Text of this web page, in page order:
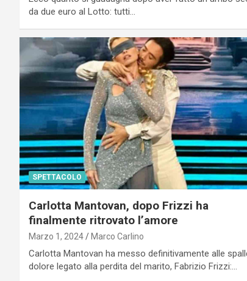
da due euro al Lotto: tutti…
SPETTACOLO
Carlotta Mantovan, dopo Frizzi ha
finalmente ritrovato l’amore
Marzo 1, 2024 Marco Carlino
Carlotta Mantovan ha messo definitivamente alle
dolore legato alla perdita del marito, Fabrizio Frizzi:…